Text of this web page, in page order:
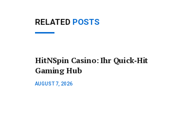
RELATED POSTS
HitNSpin Casino: Ihr Quick‑Hit
Gaming Hub
AUGUST 7, 2026